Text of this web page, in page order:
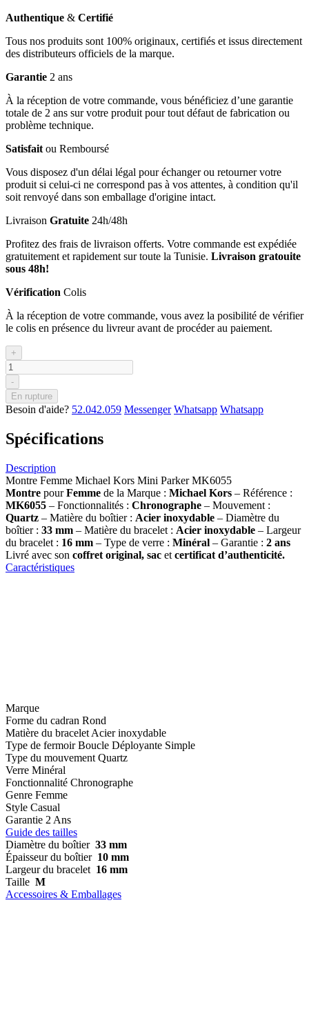
Authentique & Certifié
Tous nos produits sont 100% originaux, certifiés et issus directement
des distributeurs officiels de la marque.
Garantie 2 ans
À la réception de votre commande, vous bénéficiez d’une garantie
totale de 2 ans sur votre produit pour tout défaut de fabrication ou
problème technique.
Satisfait ou Remboursé
Vous disposez d'un délai légal pour échanger ou retourner votre
produit si celui-ci ne correspond pas à vos attentes, à condition qu'il
soit renvoyé dans son emballage d'origine intact.
Livraison Gratuite 24h/48h
Profitez des frais de livraison offerts. Votre commande est expédiée
gratuitement et rapidement sur toute la Tunisie. Livraison gratouite
sous 48h!
Vérification Colis
À la réception de votre commande, vous avez la posibilité de vérifier
le colis en présence du livreur avant de procéder au paiement.
+
-
En rupture
Besoin d'aide? 52.042.059 Messenger Whatsapp Whatsapp
Spécifications
Description
Montre Femme Michael Kors Mini Parker MK6055
Montre pourFemme de la Marque : Michael Kors – Référence :
MK6055 – Fonctionnalités : Chronographe – Mouvement :
Quartz – Matière du boîtier : Acier inoxydable – Diamètre du
boîtier : 33 mm – Matière du bracelet : Acier inoxydable – Largeur
du bracelet : 16 mm – Type de verre : Minéral – Garantie : 2 ans
Livré avec son coffret original, sac et certificat d’authenticité.
Caractéristiques
Marque
Forme du cadran Rond
Matière du bracelet Acier inoxydable
Type de fermoir Boucle Déployante Simple
Type du mouvement Quartz
Verre Minéral
Fonctionnalité Chronographe
Genre Femme
Style Casual
Garantie 2 Ans
Guide des tailles
Diamètre du boîtier 33 mm
Épaisseur du boîtier 10 mm
Largeur du bracelet 16 mm
Taille M
Accessoires & Emballages